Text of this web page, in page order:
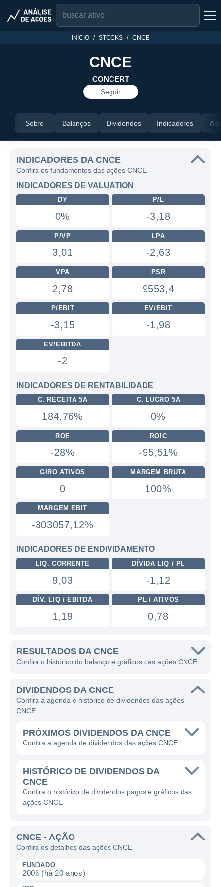
INÍCIO STOCKS CNCE
CNCE
CONCERT
Seguir
Sobre Balanços Dividendos Indicadores
INDICADORES DA CNCE
Confira os fundamentos das ações CNCE
INDICADORES DE VALUATION
DY
0%
P/L
-3,18
P/VP
3,01
LPA
-2,63
VPA
2,78
PSR
9553,4
P/EBIT
-3,15
EV/EBIT
-1,98
EV/EBITDA
-2
INDICADORES DE RENTABILIDADE
C. RECEITA 5A
184,76%
C. LUCRO 5A
0%
ROE
-28%
ROIC
-95,51%
GIRO ATIVOS
0
MARGEM BRUTA
100%
MARGEM EBIT
-303057,12%
INDICADORES DE ENDIVIDAMENTO
LIQ. CORRENTE
9,03
DÍVIDA LIQ / PL
-1,12
DÍV. LIQ / EBITDA
1,19
PL / ATIVOS
0,78
RESULTADOS DA CNCE
Confira o histórico do balanço e gráficos das ações CNCE
DIVIDENDOS DA CNCE
Confira a agenda e histórico de dividendos das ações
CNCE
PRÓXIMOS DIVIDENDOS DA CNCE
Confira a agenda de dividendos das ações CNCE
HISTÓRICO DE DIVIDENDOS DA
CNCE
Confira o histórico de dividendos pagos e gráficos das
ações CNCE
CNCE - AÇÃO
Confira os detalhes das ações CNCE
FUNDADO
2006 (há 20 anos)